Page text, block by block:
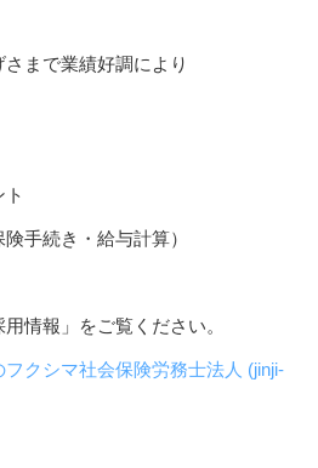
まで業績好調により
手続き・給与計算）
情報」をご覧ください。
クシマ社会保険労務士法人 (jinji-